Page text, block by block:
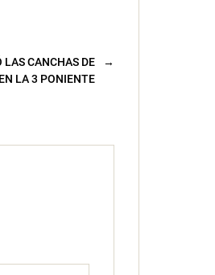
→
LAS CANCHAS DE
LA 3 PONIENTE